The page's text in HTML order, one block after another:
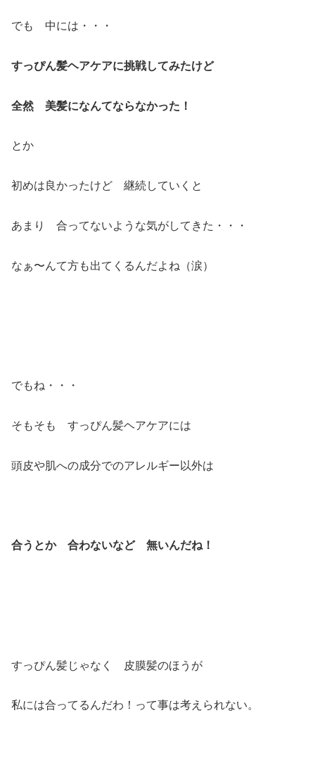
でも 中には・・・
すっぴん髪ヘアケアに挑戦してみたけど
全然 美髪になんてならなかった！
とか
初めは良かったけど 継続していくと
あまり 合ってないような気がしてきた・・・
なぁ〜んて方も出てくるんだよね（涙）
でもね・・・
そもそも すっぴん髪ヘアケアには
頭皮や肌への成分でのアレルギー以外は
合うとか 合わないなど 無いんだね！
すっぴん髪じゃなく 皮膜髪のほうが
私には合ってるんだわ！って事は考えられない。